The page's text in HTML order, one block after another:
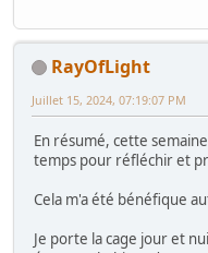
RayOfLight
Juillet 15, 2024, 07:19:07 PM
En résumé, cette
temps pour réfléchir et
Cela m'a été bénéfique
Je porte la cage jour et